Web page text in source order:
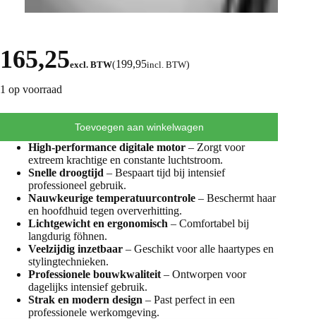
165,25excl. BTW(199,95incl. BTW)
1 op voorraad
Toevoegen aan winkelwagen
High-performance digitale motor – Zorgt voor
extreem krachtige en constante luchtstroom.
Snelle droogtijd – Bespaart tijd bij intensief
professioneel gebruik.
Nauwkeurige temperatuurcontrole – Beschermt haar
en hoofdhuid tegen oververhitting.
Lichtgewicht en ergonomisch – Comfortabel bij
langdurig föhnen.
Veelzijdig inzetbaar – Geschikt voor alle haartypes en
stylingtechnieken.
Professionele bouwkwaliteit – Ontworpen voor
dagelijks intensief gebruik.
Strak en modern design – Past perfect in een
professionele werkomgeving.